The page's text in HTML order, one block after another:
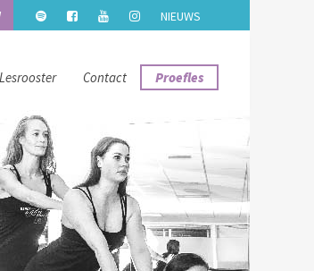
NIEUWS
Lesrooster Contact Proefles